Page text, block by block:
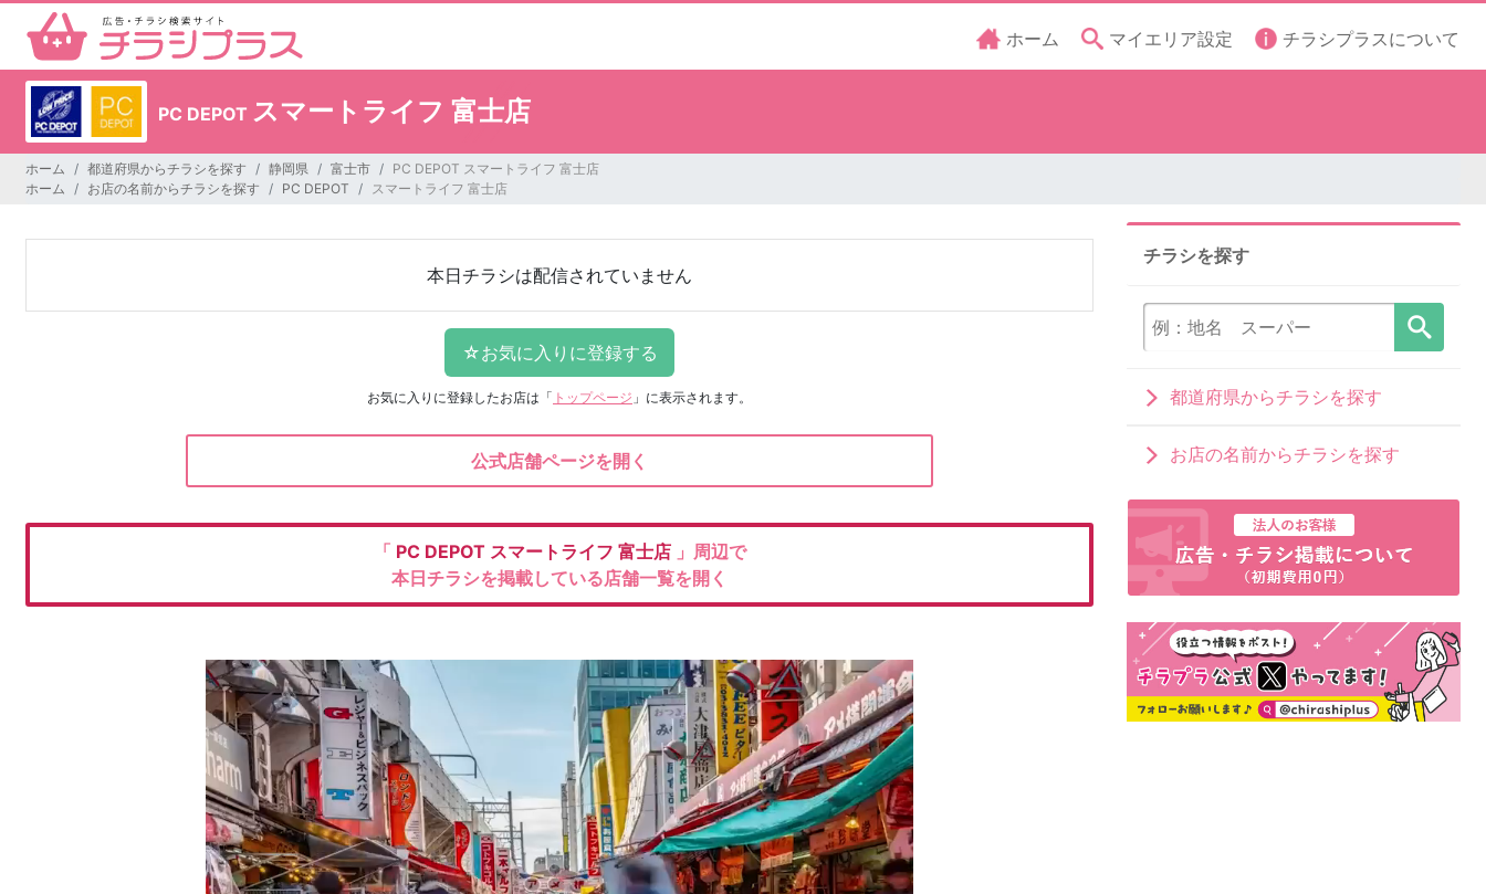
ホーム マイエリア設定 チラシプラスについて
PC DEPOT スマートライフ 富士店
ホーム 都道府県からチラシを探す 静岡県 富士市
PC DEPOT スマートライフ 富士店
ホーム
お店の名前からチラシを探す PC DEPOT スマートライフ 富士店
本日チラシは配信されていません
お気に入りに登録したお店は 「 トップページ 」に表示されます。
公式店舗ページを開く
「 PC DEPOT スマートライフ 富士店 」周辺で
本日チラシを掲載している店舗一覧を開く
チラシを探す
都道府県からチラシを探す
お店の名前からチラシを探す